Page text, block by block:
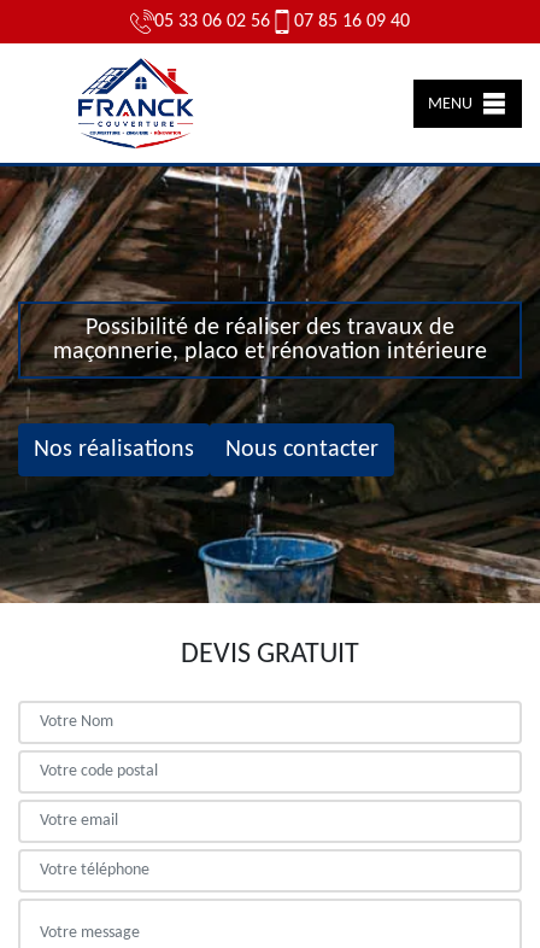
05 33 06 02 56 07 85 16 09 40
MENU
Possibilité de réaliser des travaux de
maçonnerie, placo et rénovation intérieure
Nos réalisations Nous contacter
DEVIS GRATUIT